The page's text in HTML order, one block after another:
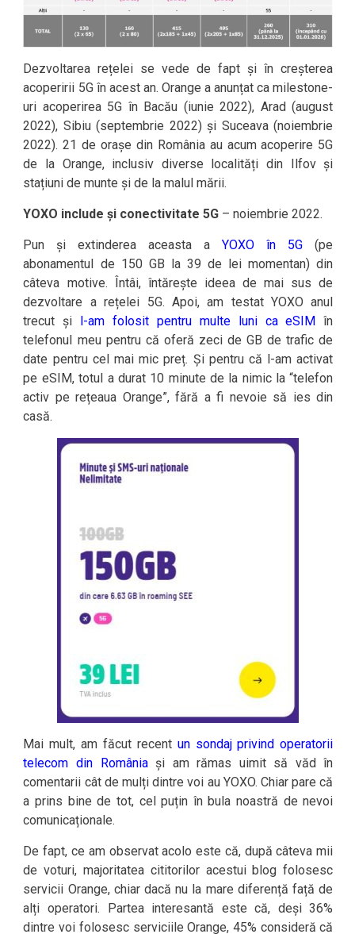
Dezvoltarea rețelei se vede de fapt și în creșterea
acoperirii 5G în acest an. Orange a anunțat ca milestone-
uri acoperirea 5G în Bacău (iunie 2022), Arad (august
2022), Sibiu (septembrie 2022) și Suceava (noiembrie
2022). 21 de orașe din România au acum acoperire 5G
de la Orange, inclusiv diverse localități din Ilfov și
stațiuni de munte și de la malul mării.
YOXO include și conectivitate 5G – noiembrie 2022.
Pun și extinderea aceasta aYOXO în 5G (pe
abonamentul de 150 GB la 39 de lei momentan) din
câteva motive. Întâi, întărește ideea de mai sus de
dezvoltare a rețelei 5G. Apoi, am testat YOXO anul
trecut și l-am folosit pentru multe luni ca eSIM în
telefonul meu pentru că oferă zeci de GB de trafic de
date pentru cel mai mic preț. Și pentru că l-am activat
pe eSIM, totul a durat 10 minute de la nimic la “telefon
activ pe rețeaua Orange”, fără a fi nevoie să ies din
casă.
Mai mult, am făcut recent un sondaj privind operatorii
telecom din Româniași am rămas uimit să văd în
comentarii cât de mulți dintre voi au YOXO. Chiar pare că
a prins bine de tot, cel puțin în bula noastră de nevoi
comunicaționale.
De fapt, ce am observat acolo este că, după câteva mii
de voturi, majoritatea cititorilor acestui blog folosesc
servicii Orange, chiar dacă nu la mare diferență față de
alți operatori. Partea interesantă este că, deși 36%
dintre voi folosesc serviciile Orange, 45% consideră că